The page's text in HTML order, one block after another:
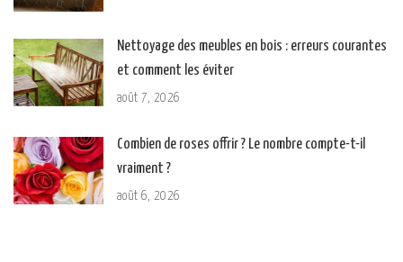
Nettoyage des meubles en bois : erreurs courantes
et comment les éviter
août 7, 2026
Combien de roses offrir ? Le nombre compte-t-il
vraiment ?
août 6, 2026